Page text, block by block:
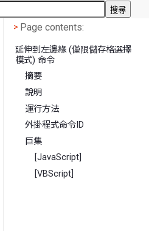
搜尋
< Page contents
> Page contents:
延伸到左邊緣 (僅限儲存格選擇
模式) 命令
摘要
說明
運行方法
外掛程式命令ID
巨集
[JavaScript]
[VBScript]